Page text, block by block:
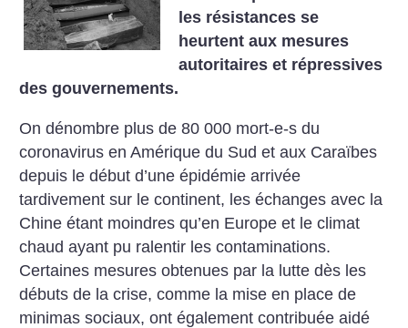
les résistances se
heurtent aux mesures
autoritaires et répressives
des gouvernements.
On dénombre plus de 80 000 mort-e-s du
coronavirus en Amérique du Sud et aux Caraïbes
depuis le début d’une épidémie arrivée
tardivement sur le continent, les échanges avec la
Chine étant moindres qu’en Europe et le climat
chaud ayant pu ralentir les contaminations.
Certaines mesures obtenues par la lutte dès les
débuts de la crise, comme la mise en place de
minimas sociaux, ont également contribuée aidé